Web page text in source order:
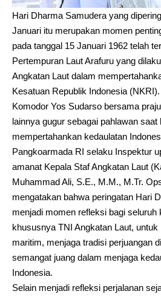
Hari Dharma Samudera yang
Januari itu merupakan momen
pada tanggal 15 Januari 1962 telah
Pertempuran Laut Arafuru yang
Angkatan Laut dalam
Kesatuan Republik Indonesia
Komodor Yos Sudarso bersama
lainnya gugur sebagai pahlawan saat
mempertahankan kedaulatan
Pangkoarmada RI selaku Inspektur
amanat Kepala Staf Angkatan Laut
Muhammad Ali, S.E., M.M., M.Tr.
mengatakan bahwa peringatan Hari
menjadi momen refleksi bagi seluruh
khususnya TNI Angkatan Laut,
maritim, menjaga tradisi perjuangan
semangat juang dalam menjaga
Indonesia.
Selain menjadi refleksi perjalanan